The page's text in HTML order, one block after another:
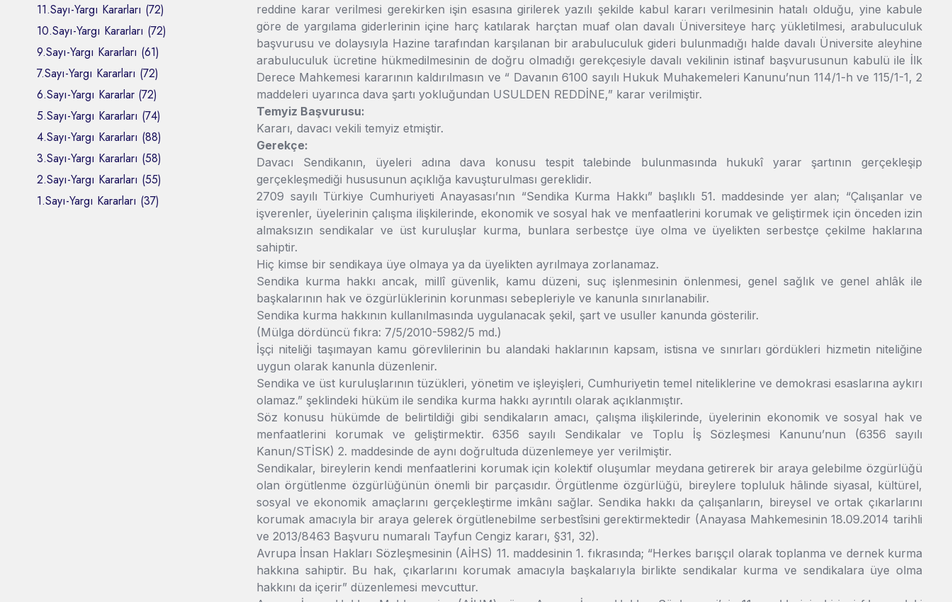
11.Sayı-Yargı Kararları (72)
10.Sayı-Yargı Kararları (72)
9.Sayı-Yargı Kararları (61)
7.Sayı-Yargı Kararları (72)
6.Sayı-Yargı Kararlar (72)
5.Sayı-Yargı Kararları (74)
4.Sayı-Yargı Kararları (88)
3.Sayı-Yargı Kararları (58)
2.Sayı-Yargı Kararları (55)
1.Sayı-Yargı Kararları (37)
reddine karar verilmesi gerekirken işin esasına girilerek yazılı şekilde kabul kararı verilmesinin hatalı olduğu, yine kabule
göre de yargılama giderlerinin içine harç katılarak harçtan muaf olan davalı Üniversiteye harç yükletilmesi, arabuluculuk
başvurusu ve dolaysıyla Hazine tarafından karşılanan bir arabuluculuk gideri bulunmadığı halde davalı Üniversite aleyhine
arabuluculuk ücretine hükmedilmesinin de doğru olmadığı gerekçesiyle davalı vekilinin istinaf başvurusunun kabulü ile İlk
Derece Mahkemesi kararının kaldırılmasın ve “ Davanın 6100 sayılı Hukuk Muhakemeleri Kanunu’nun 114/1-h ve 115/1-1, 2
maddeleri uyarınca dava şartı yokluğundan USULDEN REDDİNE,” karar verilmiştir.
Temyiz Başvurusu:
Kararı, davacı vekili temyiz etmiştir.
Gerekçe:
Davacı Sendikanın, üyeleri adına dava konusu tespit talebinde bulunmasında hukukî yarar şartının gerçekleşip
gerçekleşmediği hususunun açıklığa kavuşturulması gereklidir.
2709 sayılı Türkiye Cumhuriyeti Anayasası’nın “Sendika Kurma Hakkı” başlıklı 51. maddesinde yer alan; “Çalışanlar ve
işverenler, üyelerinin çalışma ilişkilerinde, ekonomik ve sosyal hak ve menfaatlerini korumak ve geliştirmek için önceden izin
almaksızın sendikalar ve üst kuruluşlar kurma, bunlara serbestçe üye olma ve üyelikten serbestçe çekilme haklarına
sahiptir.
Hiç kimse bir sendikaya üye olmaya ya da üyelikten ayrılmaya zorlanamaz.
Sendika kurma hakkı ancak, millî güvenlik, kamu düzeni, suç işlenmesinin önlenmesi, genel sağlık ve genel ahlâk ile
başkalarının hak ve özgürlüklerinin korunması sebepleriyle ve kanunla sınırlanabilir.
Sendika kurma hakkının kullanılmasında uygulanacak şekil, şart ve usuller kanunda gösterilir.
(Mülga dördüncü fıkra: 7/5/2010-5982/5 md.)
İşçi niteliği taşımayan kamu görevlilerinin bu alandaki haklarının kapsam, istisna ve sınırları gördükleri hizmetin niteliğine
uygun olarak kanunla düzenlenir.
Sendika ve üst kuruluşlarının tüzükleri, yönetim ve işleyişleri, Cumhuriyetin temel niteliklerine ve demokrasi esaslarına aykırı
olamaz.” şeklindeki hüküm ile sendika kurma hakkı ayrıntılı olarak açıklanmıştır.
Söz konusu hükümde de belirtildiği gibi sendikaların amacı, çalışma ilişkilerinde, üyelerinin ekonomik ve sosyal hak ve
menfaatlerini korumak ve geliştirmektir. 6356 sayılı Sendikalar ve Toplu İş Sözleşmesi Kanunu’nun (6356 sayılı
Kanun/STİSK) 2. maddesinde de aynı doğrultuda düzenlemeye yer verilmiştir.
Sendikalar, bireylerin kendi menfaatlerini korumak için kolektif oluşumlar meydana getirerek bir araya gelebilme özgürlüğü
olan örgütlenme özgürlüğünün önemli bir parçasıdır. Örgütlenme özgürlüğü, bireylere topluluk hâlinde siyasal, kültürel,
sosyal ve ekonomik amaçlarını gerçekleştirme imkânı sağlar. Sendika hakkı da çalışanların, bireysel ve ortak çıkarlarını
korumak amacıyla bir araya gelerek örgütlenebilme serbestîsini gerektirmektedir (Anayasa Mahkemesinin 18.09.2014 tarihli
ve 2013/8463 Başvuru numaralı Tayfun Cengiz kararı, §31, 32).
Avrupa İnsan Hakları Sözleşmesinin (AİHS) 11. maddesinin 1. fıkrasında; “Herkes barışçıl olarak toplanma ve dernek kurma
hakkına sahiptir. Bu hak, çıkarlarını korumak amacıyla başkalarıyla birlikte sendikalar kurma ve sendikalara üye olma
hakkını da içerir” düzenlemesi mevcuttur.